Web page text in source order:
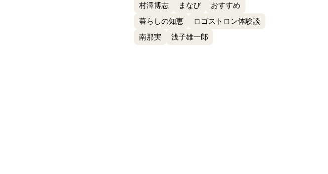
村澤博志
まなび
おすすめ
暮らしの知恵
ロゴストロン体験談
南那実
浅子雄一郎